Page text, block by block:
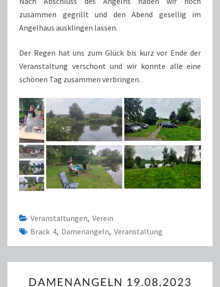
zusammen gegrillt und den Abend gesellig im
Angelhaus ausklingen lassen.
Der Regen hat uns zum Glück bis kurz vor Ende der
Veranstaltung verschont und wir konnte alle eine
schönen Tag zusammen verbringen.
Veranstaltungen, Verein
Brack 4, Damenangeln, Veranstaltung
19.08.2023
DAMENANGELN 19.08.2023